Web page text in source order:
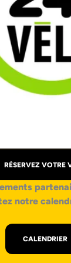
RÉSERVEZ VOTRE
notre
CALENDRIER